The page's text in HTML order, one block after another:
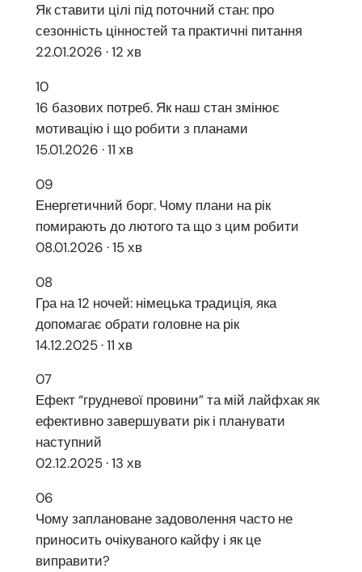
Як ставити цілі під поточний стан: про
сезонність цінностей та практичні питання
22.01.2026 · 12 хв
10
16 базових потреб. Як наш стан змінює
мотивацію і що робити з планами
15.01.2026 · 11 хв
09
Енергетичний борг. Чому плани на рік
помирають до лютого та що з цим робити
08.01.2026 · 15 хв
08
Гра на 12 ночей: німецька традиція, яка
допомагає обрати головне на рік
14.12.2025 · 11 хв
07
Ефект “грудневої провини” та мій лайфхак як
ефективно завершувати рік і планувати
наступний
02.12.2025 · 13 хв
06
Чому заплановане задоволення часто не
приносить очікуваного кайфу і як це
виправити?